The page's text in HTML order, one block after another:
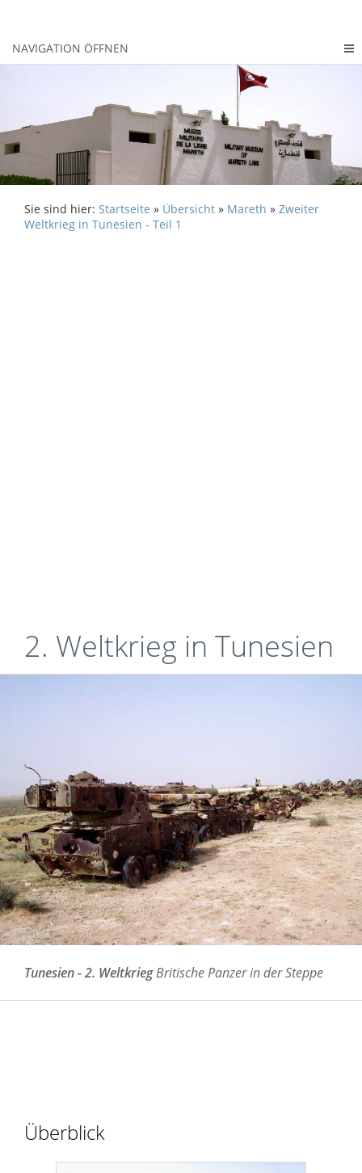
NAVIGATION ÖFFNEN
Sie sind hier: Startseite » Übersicht » Mareth » Zweiter
Weltkrieg in Tunesien - Teil 1
2. Weltkrieg in Tunesien
Tunesien - 2. WeltkriegBritische Panzer in der Steppe
Überblick